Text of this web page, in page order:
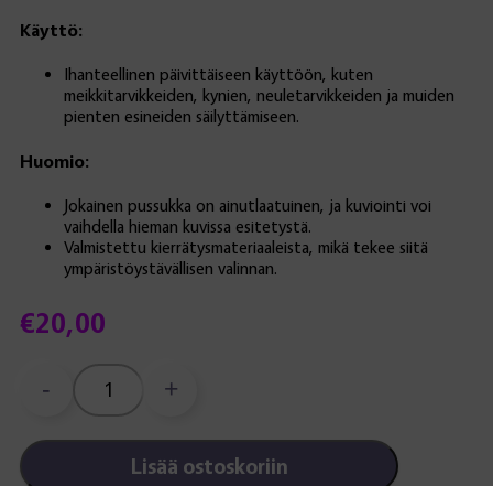
€20,00
Käyttö:
Ihanteellinen päivittäiseen käyttöön, kuten
meikkitarvikkeiden, kynien, neuletarvikkeiden ja muiden
pienten esineiden säilyttämiseen.
Huomio:
Jokainen pussukka on ainutlaatuinen, ja kuviointi voi
vaihdella hieman kuvissa esitetystä.
Valmistettu kierrätysmateriaaleista, mikä tekee siitä
ympäristöystävällisen valinnan.
-
halvempaa...
-
+
Lisää ostoskoriin